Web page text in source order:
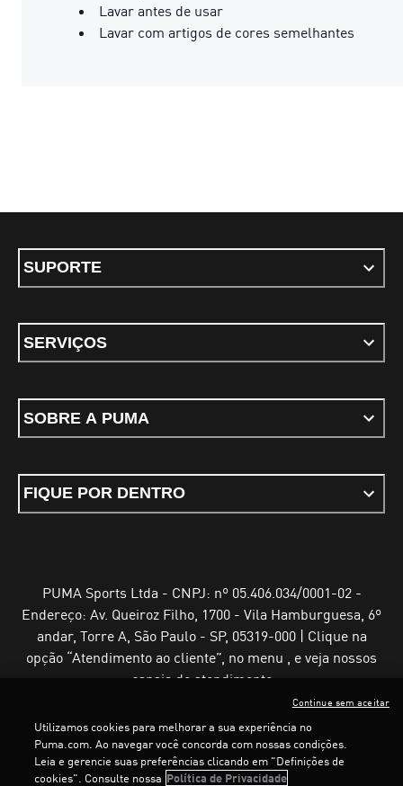
Lavar antes de usar
Lavar com artigos de cores semelhantes
SUPORTE
SERVIÇOS
SOBRE A PUMA
FIQUE POR DENTRO
PUMA Sports Ltda - CNPJ: nº 05.406.034/0001-02 -
Endereço: Av. Queiroz Filho, 1700 - Vila Hamburguesa, 6º
andar, Torre A, São Paulo - SP, 05319-000 | Clique na
opção “Atendimento ao cliente”, no menu , e veja nossos
canais de atendimento
Termos e Condições de UsoPolítica de Privacidade
Configurador de cookies
Utilizamos cookies para melhorar a sua experiência no
Puma.com. Ao navegar você concorda com nossas condições.
Leia e gerencie suas preferências clicando em "Definições de
cookies". Consulte nossa Política de Privacidade
Continue sem aceitar